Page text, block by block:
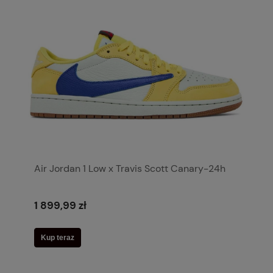
Air Jordan 1 Low x Travis Scott Canary-24h
1 899,99 zł
Kup teraz